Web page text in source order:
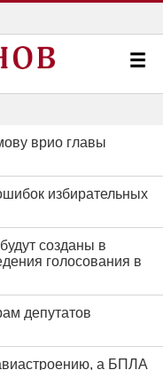
врио главы
избирательных
созданы в
голосования в
депутатов
а БПЛА